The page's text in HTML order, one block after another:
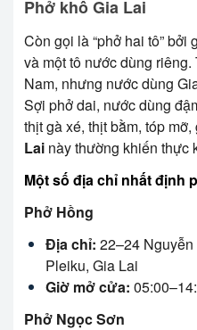
Phở khô Gia Lai
Còn gọi là “phở hai tô” bởi
và một tô nước dùng
Nam, nhưng nước dùng
Sợi phở dai, nước dùng
thịt gà xé, thịt bằm, tóp mỡ,
Lai này thường khiến thực
Một số địa chỉ nhất định
Phở Hồng
Địa chỉ: 22–24
Pleiku, Gia Lai
Giờ mở cửa:
Phở Ngọc Sơn